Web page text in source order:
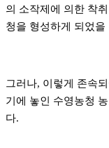
의 소작제에 의한 착
청을 형성하게 되었
그러나, 이렇게 존속
기에 놓인 수영농청
다.